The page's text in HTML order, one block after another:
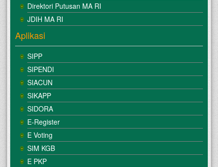
Direktori Putusan MA RI
JDIH MA RI
Aplikasi
SIPP
SIPENDI
SIACUN
SIKAPP
SIDORA
E-Register
E Voting
SIM KGB
E PKP